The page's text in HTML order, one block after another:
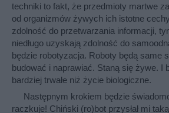
techniki to fakt, że przedmioty martwe
od organizmów żywych ich istotne
zdolność do przetwarzania informacji,
niedługo uzyskają zdolność do
będzie robotyzacja. Roboty będą same
budować i naprawiać. Staną się żywe. I
bardziej trwałe niż życie biologiczne.
Następnym krokiem będzie
raczkuje! Chiński (ro)bot przysłał mi